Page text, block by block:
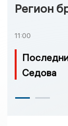
Регион
11:00
Седова